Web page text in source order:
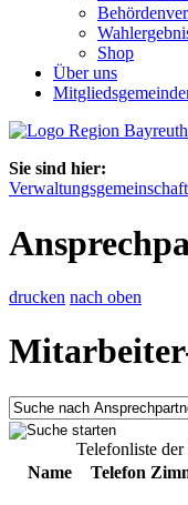
Shop
Über uns
Sie sind hier:
Verwaltungsgemeinschaft
drucken nach oben
Telefonliste
Name
Telefon